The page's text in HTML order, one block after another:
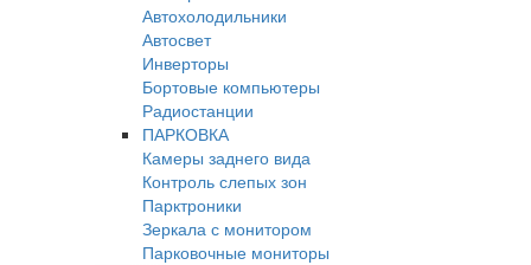
Автохолодильники
Автосвет
Инверторы
Бортовые компьютеры
Радиостанции
ПАРКОВКА
Камеры заднего вида
Контроль слепых зон
Парктроники
Зеркала с монитором
Парковочные мониторы